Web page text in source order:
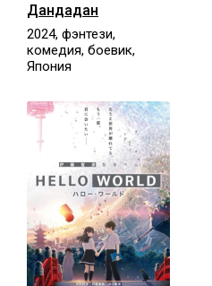
Дандадан
2024, фэнтези,
комедия, боевик,
Япония